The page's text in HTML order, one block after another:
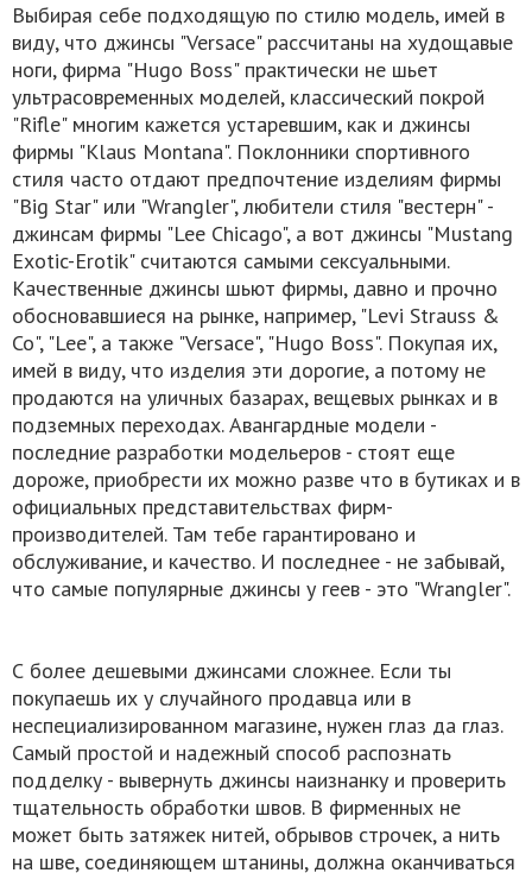
Выбирая себе подходящую по стилю модель, имей в
виду, что джинсы "Versace" рассчитаны на худощавые
ноги, фирма "Hugo Boss" практически не шьет
ультрасовременных моделей, классический покрой
"Rifle" многим кажется устаревшим, как и джинсы
фирмы "Klaus Montana". Поклонники спортивного
стиля часто отдают предпочтение изделиям фирмы
"Big Star" или "Wrangler", любители стиля "вестерн" -
джинсам фирмы "Lee Chicago", а вот джинсы "Mustang
Exotic-Erotik" считаются самыми сексуальными.
Качественные джинсы шьют фирмы, давно и прочно
обосновавшиеся на рынке, например, "Levi Strauss &
Со", "Lee", а также "Versace", "Hugo Boss". Покупая их,
имей в виду, что изделия эти дорогие, а потому не
продаются на уличных базарах, вещевых рынках и в
подземных переходах. Авангардные модели -
последние разработки модельеров - стоят еще
дороже, приобрести их можно разве что в бутиках и в
официальных представительствах фирм-
производителей. Там тебе гарантировано и
обслуживание, и качество. И последнее - не забывай,
что самые популярные джинсы у геев - это "Wrangler".
С более дешевыми джинсами сложнее. Если ты
покупаешь их у случайного продавца или в
неспециализированном магазине, нужен глаз да глаз.
Самый простой и надежный способ распознать
подделку - вывернуть джинсы наизнанку и проверить
тщательность обработки швов. В фирменных не
может быть затяжек нитей, обрывов строчек, а нить
на шве, соединяющем штанины, должна оканчиваться